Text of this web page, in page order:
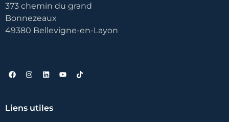
373 chemin du grand
Bonnezeaux
49380 Bellevigne-en-Layon
Liens utiles